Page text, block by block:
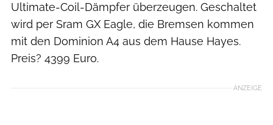
Ultimate-Coil-Dämpfer überzeugen. Geschaltet
wird per Sram GX Eagle, die Bremsen kommen
mit den Dominion A4 aus dem Hause Hayes.
Preis? 4399 Euro.
ANZEIGE